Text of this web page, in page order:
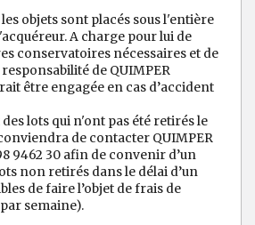
objets sont placés sous l'entière
A charge pour lui de
conservatoires nécessaires et de
de QUIMPER
être engagée en cas d’accident
lots qui n'ont pas été retirés le
de contacter QUIMPER
9462 30 afin de convenir d’un
non retirés dans le délai d’un
de faire l’objet de frais de
semaine).